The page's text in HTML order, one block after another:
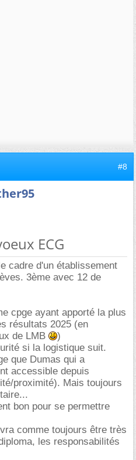
#8
ECG
cadre d'un établissement
3ème avec 12 de
cpge ayant apporté la plus
résultats 2025 (en
de LMB
)
si la logistique suit.
que Dumas qui a
accessible depuis
proximité). Mais toujours
bon pour se permettre
comme toujours être très
les responsabilités